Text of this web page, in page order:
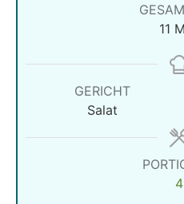
11
GERICHT
Salat
4